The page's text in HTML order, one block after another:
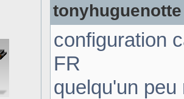
configuration
FR
quelqu'un